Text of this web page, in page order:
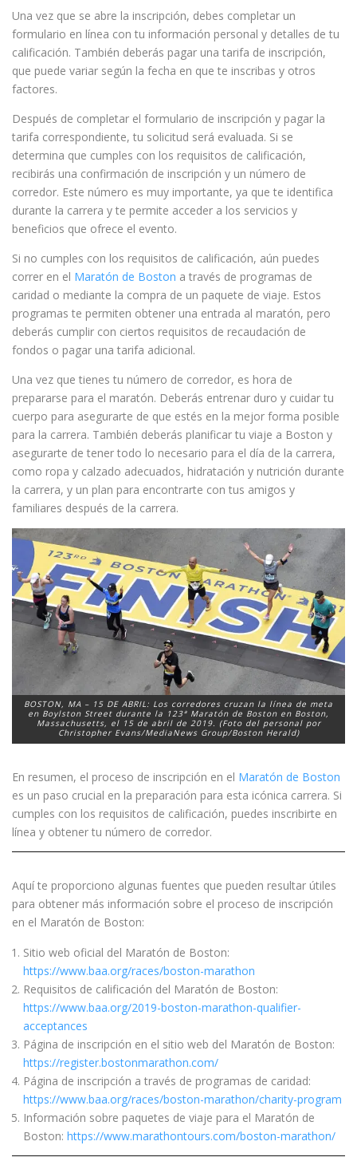
Una vez que se abre la inscripción, debes completar un
formulario en línea con tu información personal y detalles de tu
calificación. También deberás pagar una tarifa de inscripción,
que puede variar según la fecha en que te inscribas y otros
factores.
Después de completar el formulario de inscripción y pagar la
tarifa correspondiente, tu solicitud será evaluada. Si se
determina que cumples con los requisitos de calificación,
recibirás una confirmación de inscripción y un número de
corredor. Este número es muy importante, ya que te identifica
durante la carrera y te permite acceder a los servicios y
beneficios que ofrece el evento.
Si no cumples con los requisitos de calificación, aún puedes
correr en el Maratón de Boston a través de programas de
caridad o mediante la compra de un paquete de viaje. Estos
programas te permiten obtener una entrada al maratón, pero
deberás cumplir con ciertos requisitos de recaudación de
fondos o pagar una tarifa adicional.
Una vez que tienes tu número de corredor, es hora de
prepararse para el maratón. Deberás entrenar duro y cuidar tu
cuerpo para asegurarte de que estés en la mejor forma posible
para la carrera. También deberás planificar tu viaje a Boston y
asegurarte de tener todo lo necesario para el día de la carrera,
como ropa y calzado adecuados, hidratación y nutrición durante
la carrera, y un plan para encontrarte con tus amigos y
familiares después de la carrera.
BOSTON, MA – 15 DE ABRIL: Los corredores cruzan la línea de meta
en Boylston Street durante la 123ª Maratón de Boston en Boston,
Massachusetts, el 15 de abril de 2019. (Foto del personal por
Christopher Evans/MediaNews Group/Boston Herald)
En resumen, el proceso de inscripción en el Maratón de Boston
es un paso crucial en la preparación para esta icónica carrera. Si
cumples con los requisitos de calificación, puedes inscribirte en
línea y obtener tu número de corredor.
Aquí te proporciono algunas fuentes que pueden resultar útiles
para obtener más información sobre el proceso de inscripción
en el Maratón de Boston:
Sitio web oficial del Maratón de Boston:
https://www.baa.org/races/boston-marathon
Requisitos de calificación del Maratón de Boston:
https://www.baa.org/2019-boston-marathon-qualifier-
acceptances
Página de inscripción en el sitio web del Maratón de Boston:
https://register.bostonmarathon.com/
Página de inscripción a través de programas de caridad:
https://www.baa.org/races/boston-marathon/charity-program
Información sobre paquetes de viaje para el Maratón de
Boston: https://www.marathontours.com/boston-marathon/